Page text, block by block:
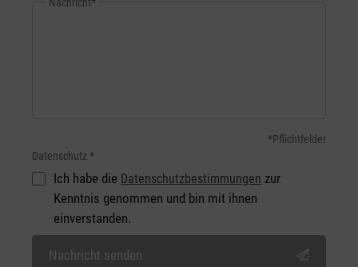
*Pflichtfelder
Datenschutz *
Ich habe die Datenschutzbestimmungen zur
Kenntnis genommen und bin mit ihnen
einverstanden.
Nachricht senden